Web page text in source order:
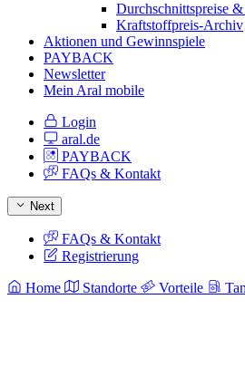
Durchschnittspreise
Kraftstoffpreis-Archiv
Aktionen und Gewinnspiele
PAYBACK
Newsletter
Mein Aral mobile
Login
aral.de
PAYBACK
FAQs & Kontakt
Next
FAQs & Kontakt
Registrierung
Home Standorte Vorteile